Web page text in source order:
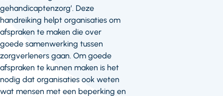
gehandicaptenzorg’. Deze
handreiking helpt organisaties om
afspraken te maken die over
goede samenwerking tussen
zorgverleners gaan. Om goede
afspraken te kunnen maken is het
nodig dat organisaties ook weten
wat mensen met een beperking en